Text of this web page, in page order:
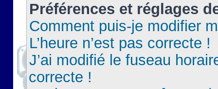
Préférences et réglages
Comment puis-je modifier
L’heure n’est pas correcte !
J’ai modifié le fuseau
correcte !